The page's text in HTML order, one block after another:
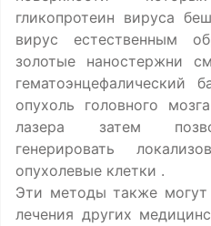
гликопротеин вируса
вирус естественным
золотые наностержни
гематоэнцефалический
опухоль головного
лазера затем
генерировать
опухолевые клетки .
Эти методы также
лечения других